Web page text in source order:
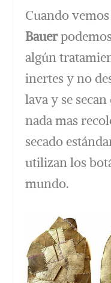
Cuando
Bauer
algún
inertes y no
lava y se
nada mas
secado
utilizan los
mundo.